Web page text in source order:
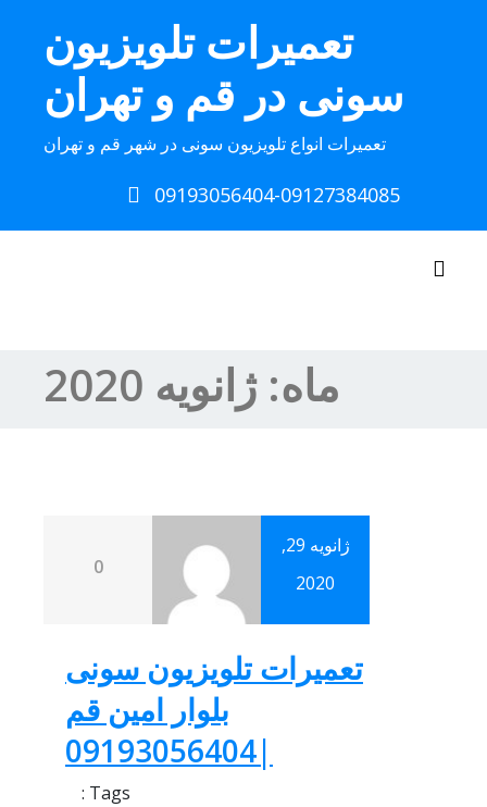
تعمیرات تلویزیون
سونی در قم و تهران
تعمیرات انواع تلویزیون سونی در شهر قم و تهران
09193056404-09127384085
Toggle navigation
ماه:ژانویه 2020
ژانویه 29,
2020
0
تعمیرات تلویزیون سونی
بلوار امین قم
|09193056404
Tags :